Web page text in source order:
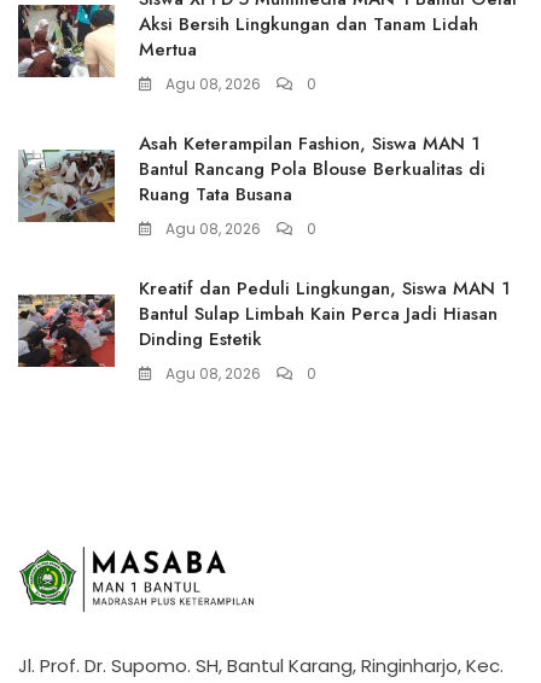
Aksi Bersih Lingkungan dan Tanam Lidah
Mertua
Agu 08, 2026 0
Asah Keterampilan Fashion, Siswa MAN 1
Bantul Rancang Pola Blouse Berkualitas di
Ruang Tata Busana
Agu 08, 2026 0
Kreatif dan Peduli Lingkungan, Siswa MAN 1
Bantul Sulap Limbah Kain Perca Jadi Hiasan
Dinding Estetik
Agu 08, 2026 0
Jl. Prof. Dr. Supomo. SH, Bantul Karang, Ringinharjo, Kec.